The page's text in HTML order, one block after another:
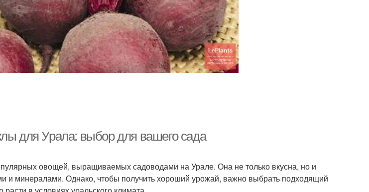
для Урала: выбор для вашего сада
овощей, выращиваемых садоводами на Урале. Она не только вкусна, но и
и минералами. Однако, чтобы получить хороший урожай, важно выбрать подходящий